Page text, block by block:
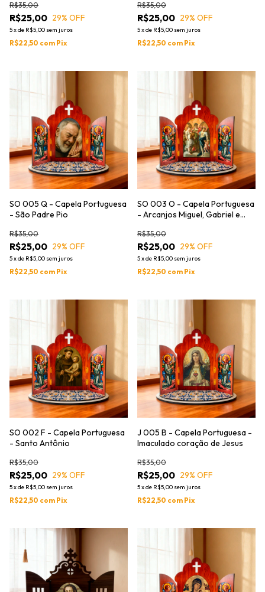
R$25,00
R$35,00
29% OFF
5xde R$5,00 sem juros
R$22,50 com Pix
R$25,00
R$35,00
29% OFF
5xde R$5,00 sem juros
R$22,50 com Pix
SO 005 Q - Capela Portuguesa
- São Padre Pio
R$25,00
R$35,00
29% OFF
5xde R$5,00 sem juros
R$22,50 com Pix
SO 003 O - Capela Portuguesa
- Arcanjos Miguel, Gabriel e
R$25,00
R$35,00
29% OFF
5xde R$5,00 sem juros
R$22,50 com Pix
SO 002 F - Capela Portuguesa
- Santo Antônio
R$25,00
R$35,00
29% OFF
5xde R$5,00 sem juros
R$22,50 com Pix
J 005 B - Capela Portuguesa -
Imaculado coração de Jesus
R$25,00
R$35,00
29% OFF
5xde R$5,00 sem juros
R$22,50 com Pix